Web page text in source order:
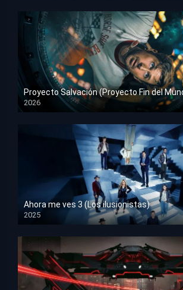
Proyecto Salvación (Proyecto Fin del
2026
HD 1080p
Ahora me ves 3 (Los ilusionistas)
2025
HD 1080p